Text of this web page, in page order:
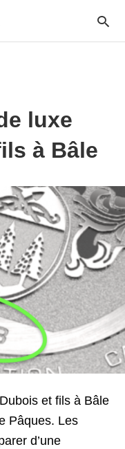
luxe
à Bâle
et fils à Bâle
Pâques. Les
d’une